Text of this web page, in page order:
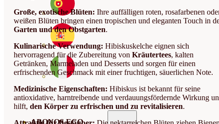
ABONOS ECO
Große, exotische Blüten: Ihre auffälligen roten, rosafarbenen
weißen Blüten bringen einen tropischen und eleganten Touch in
Garten und den Obstgarten.
Kulinarische Verwendung: Hibiskuskelche eignen sich
hervorragend für die Zubereitung von Kräutertees, kalten
Getränken, Marmeladen und Desserts und sorgen für einen
erfrischenden Geschmack mit einer fruchtigen, säuerlichen Note.
Medizinische Eigenschaften: Hibiskus ist bekannt für seine
antioxidative, harntreibende und verdauungsfördernde Wirkung
hilft, den Körper zu erfrischen und zu revitalisieren.